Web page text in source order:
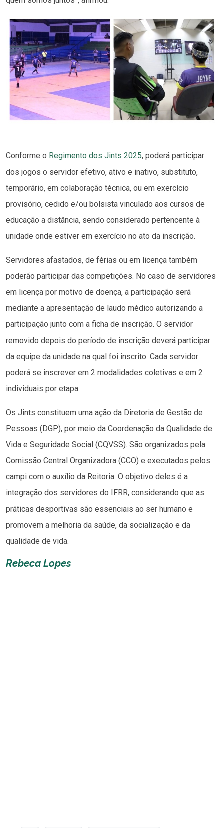
Conforme o Regimento dos Jints 2025, poderá participar
dos jogos o servidor efetivo, ativo e inativo, substituto,
temporário, em colaboração técnica, ou em exercício
provisório, cedido e/ou bolsista vinculado aos cursos de
educação a distância, sendo considerado pertencente à
unidade onde estiver em exercício no ato da inscrição.
Servidores afastados, de férias ou em licença também
poderão participar das competições. No caso de servidores
em licença por motivo de doença, a participação será
mediante a apresentação de laudo médico autorizando a
participação junto com a ficha de inscrição. O servidor
removido depois do período de inscrição deverá participar
da equipe da unidade na qual foi inscrito. Cada servidor
poderá se inscrever em 2 modalidades coletivas e em 2
individuais por etapa.
Os Jints constituem uma ação da Diretoria de Gestão de
Pessoas (DGP), por meio da Coordenação da Qualidade de
Vida e Seguridade Social (CQVSS). São organizados pela
Comissão Central Organizadora (CCO) e executados pelos
campi com o auxílio da Reitoria. O objetivo deles é a
integração dos servidores do IFRR, considerando que as
práticas desportivas são essenciais ao ser humano e
promovem a melhoria da saúde, da socialização e da
qualidade de vida.
Rebeca Lopes